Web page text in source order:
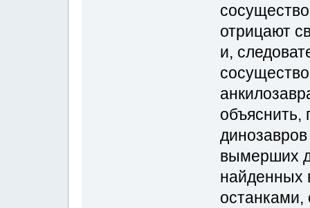
отрицают
и,
объяснить,
вымерших
найденных
останками,